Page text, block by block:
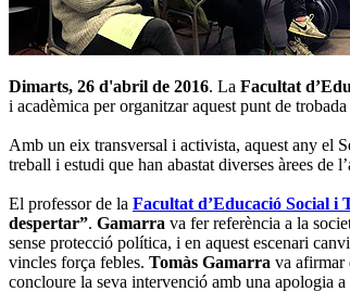
Dimarts, 26 d'abril de 2016. La Facultat
i acadèmica per organitzar aquest punt de
Amb un eix transversal i activista, aquest any el
treball i estudi que han abastat diverses àrees de
El professor de la Facultat d’Educació Social i
despertar”. Gamarra va fer referència a la
sense protecció política, i en aquest escenari
vincles força febles. Tomàs Gamarra va afirmar
concloure la seva intervenció amb una apologia